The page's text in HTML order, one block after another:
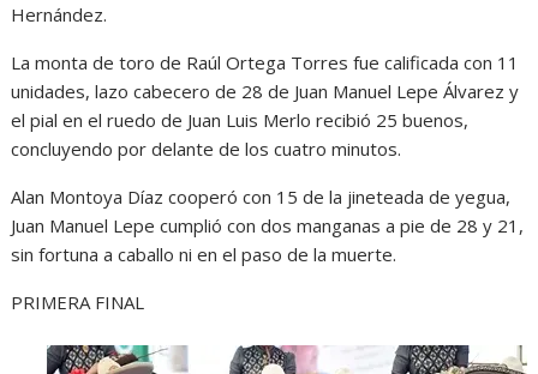
Hernández.
La monta de toro de Raúl Ortega Torres fue calificada con 11
unidades, lazo cabecero de 28 de Juan Manuel Lepe Álvarez y
el pial en el ruedo de Juan Luis Merlo recibió 25 buenos,
concluyendo por delante de los cuatro minutos.
Alan Montoya Díaz cooperó con 15 de la jineteada de yegua,
Juan Manuel Lepe cumplió con dos manganas a pie de 28 y 21,
sin fortuna a caballo ni en el paso de la muerte.
PRIMERA FINAL